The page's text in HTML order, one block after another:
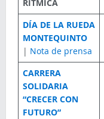
RÍTMICA
DÍA DE LA RUEDA
MONTEQUINTO
| Nota de prensa
CARRERA
SOLIDARIA
“CRECER CON
FUTURO”